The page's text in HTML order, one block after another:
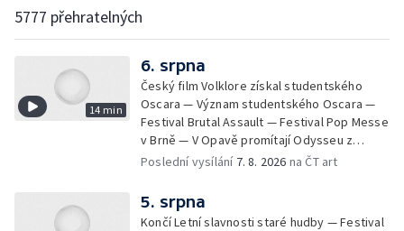
5777 přehratelných
14 min
6. srpna
Český film Volklore získal studentského
Oscara — Význam studentského Oscara —
Festival Brutal Assault — Festival Pop Messe
v Brně — V Opavě promítají Odysseu z
filmového pásu
Poslední vysílání 7. 8. 2026 na ČT art
5. srpna
Končí Letní slavnosti staré hudby — Festival